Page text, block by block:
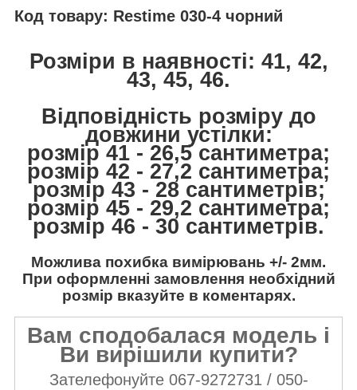
Код товару: Restime 030-4 чорний
Розміри в наявності: 41, 42,
43, 45, 46.
Відповідність розміру до
довжини устілки:
розмір 41 - 26,5 сантиметра;
розмір 42 - 27,2 сантиметра;
розмір 43 - 28 сантиметрів;
розмір 45 - 29,2 сантиметра;
розмір 46 - 30 сантиметрів.
Можлива похибка вимірювань +/- 2мм.
При оформленні замовлення необхідний
розмір вказуйте в коментарях.
Вам сподобалася модель і
Ви вирішили купити?
Зателефонуйте 067-9272731 / 050-